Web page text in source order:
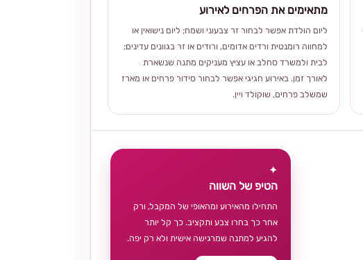
מתאימים את הפרחים לאירוע
ליום הולדת אפשר לבחור זר צבעוני ושמח; ליום נישואין או
למחווה רומנטית ורדים אדומים, ורודים או זר בגוונים עדינים;
לבית ולמשרד סחלב או עציץ מעניקים מתנה שנשארת
לאורך זמן. באירוע חגיגי אפשר לבחור סידור פרחים או מארז
שמשלב פרחים, שוקולד ויין.
✦
הטיפ של השווה
התחילו מהאירוע ומהאופי של המקבל, ורק
אחר כך בחרו צבע ותקציב. כך קל יותר
להגיע למתנה שמרגישה אישית ולא רק יפה.